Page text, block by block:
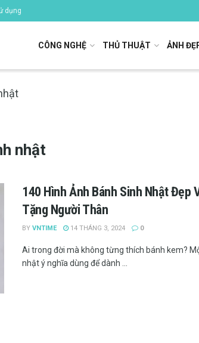
dụng
CÔNG NGHỆ THỦ THUẬT ẢNH
nhật
140 Hình Ảnh Bánh Sinh Nhật Đẹp
Tặng Người Thân
BY VNTIME 14 THÁNG 3, 2024 0
Ai trong đời mà không từng thích bánh kem?
nhật ý nghĩa dùng để dành ...